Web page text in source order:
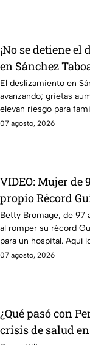
¡No se detiene
en Sánchez
aumentan
El deslizamiento en
avanzando; grietas
elevan riesgo para
07 agosto, 2026
VIDEO: Mujer de
propio Récord
sobre ala de
sufrir un
Betty Bromage, de 97
al romper su récord
para un hospital. Aquí
07 agosto, 2026
¿Qué pasó con
crisis de salud